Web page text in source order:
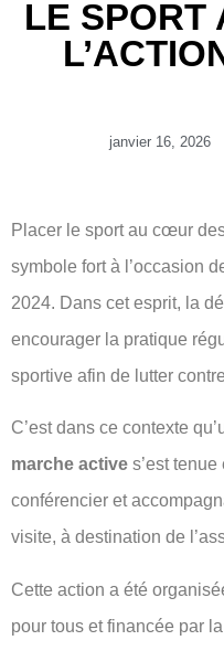
LE SPORT
janvier 16, 2026
Placer le sport au cœur
symbole fort à l’occasion
2024. Dans cet esprit, la
encourager la pratique
sportive afin de lutter
C’est dans ce contexte
marche active s’est
conférencier et
visite, à destination de
Cette action a été
pour tous et financée par